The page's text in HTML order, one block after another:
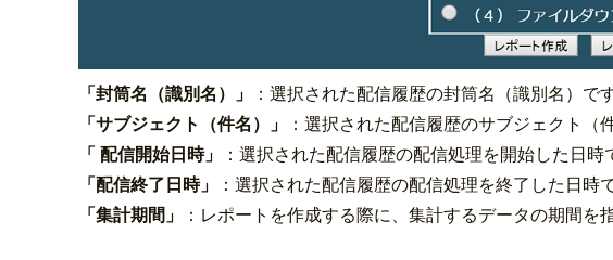
「封筒名（識別名）」
：選択された配信履歴の封筒名（識別名）です
「サブジェクト（件名）」
：選択された配信履歴のサブジェクト（
「 配信開始日時」
：選択された配信履歴の配信処理を開始した日時
「配信終了日時」
：選択された配信履歴の配信処理を終了した日時で
「集計期間」
：レポートを作成する際に、集計するデータの期間を